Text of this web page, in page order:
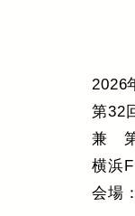
2026
第32
兼 第
横浜
会場